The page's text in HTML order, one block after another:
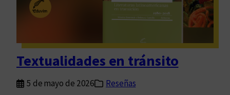
a
n
s
Textualidades en tránsito
5 de mayo de 2026
Reseñas